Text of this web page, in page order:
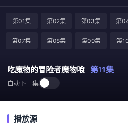
第01集 第02集 第03集 第
第07集 第08集 第09集 第
吃魔物的冒险者魔物喰 第11集
自动下一集
播放源